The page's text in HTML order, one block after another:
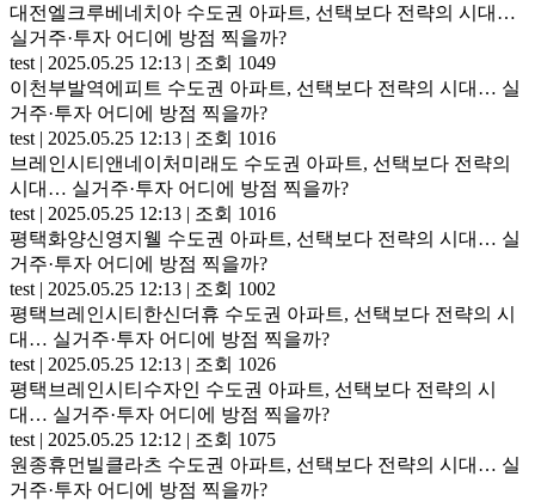
대전엘크루베네치아 수도권 아파트, 선택보다 전략의 시대…
실거주·투자 어디에 방점 찍을까?
test | 2025.05.25 12:13 | 조회 1049
이천부발역에피트 수도권 아파트, 선택보다 전략의 시대… 실
거주·투자 어디에 방점 찍을까?
test | 2025.05.25 12:13 | 조회 1016
브레인시티앤네이처미래도 수도권 아파트, 선택보다 전략의
시대… 실거주·투자 어디에 방점 찍을까?
test | 2025.05.25 12:13 | 조회 1016
평택화양신영지웰 수도권 아파트, 선택보다 전략의 시대… 실
거주·투자 어디에 방점 찍을까?
test | 2025.05.25 12:13 | 조회 1002
평택브레인시티한신더휴 수도권 아파트, 선택보다 전략의 시
대… 실거주·투자 어디에 방점 찍을까?
test | 2025.05.25 12:13 | 조회 1026
평택브레인시티수자인 수도권 아파트, 선택보다 전략의 시
대… 실거주·투자 어디에 방점 찍을까?
test | 2025.05.25 12:12 | 조회 1075
원종휴먼빌클라츠 수도권 아파트, 선택보다 전략의 시대… 실
거주·투자 어디에 방점 찍을까?